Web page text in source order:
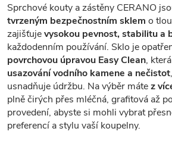
Sprchové kouty a zástěny CERANO
tvrzeným bezpečnostním sklem o
zajišťujevysokou pevnost, stabilitu a
každodenním používání. Sklo je
povrchovou úpravou Easy Clean, která
usazování vodního kamene a nečistot
usnadňuje údržbu. Na výběr mátez
plně čirých přes mléčná, grafitová až
provedení, abyste si mohli vybrat
preferencí a stylu vaší koupelny.